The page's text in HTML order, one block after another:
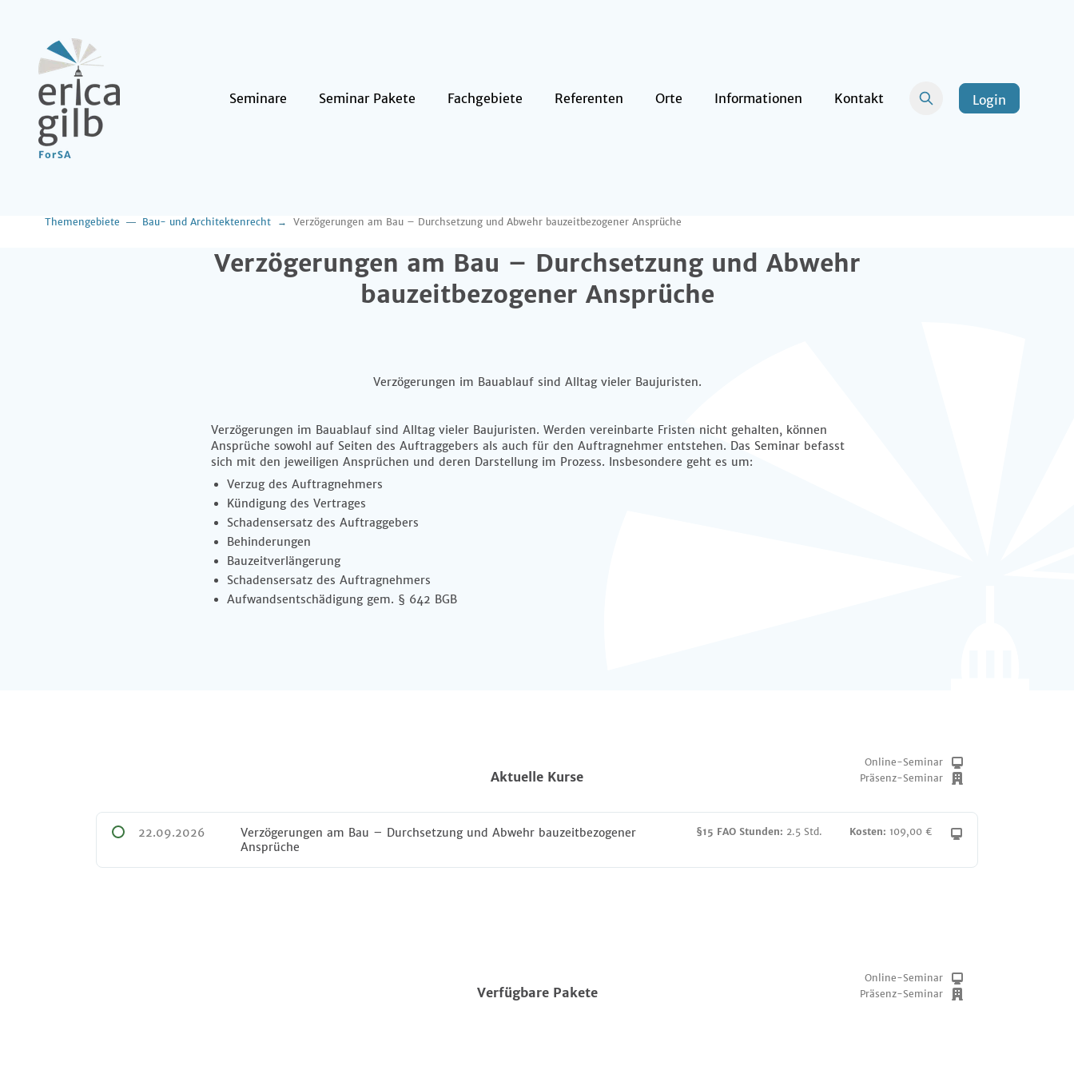
Seminare Seminar Pakete Fachgebiete Referenten Orte Informationen Kontakt Login
Themengebiete Bau- und Architektenrecht Verzögerungen am Bau – Durchsetzung und Abwehr bauzeitbezogener Ansprüche
Verzögerungen am Bau – Durchsetzung und Abwehr
bauzeitbezogener Ansprüche
Verzögerungen im Bauablauf sind Alltag vieler Baujuristen.
Verzögerungen im Bauablauf sind Alltag vieler Baujuristen. Werden vereinbarte Fristen nicht gehalten, können
Ansprüche sowohl auf Seiten des Auftraggebers als auch für den Auftragnehmer entstehen. Das Seminar befasst
sich mit den jeweiligen Ansprüchen und deren Darstellung im Prozess. Insbesondere geht es um:
Verzug des Auftragnehmers
Kündigung des Vertrages
Schadensersatz des Auftraggebers
Behinderungen
Bauzeitverlängerung
Schadensersatz des Auftragnehmers
Aufwandsentschädigung gem. § 642 BGB
Aktuelle Kurse
Online-Seminar
Präsenz-Seminar
22.09.2026
Verzögerungen am Bau – Durchsetzung und Abwehr bauzeitbezogener
Ansprüche
§15 FAO Stunden: 2.5 Std. Kosten: 109,00 €
Verfügbare Pakete
Online-Seminar
Präsenz-Seminar